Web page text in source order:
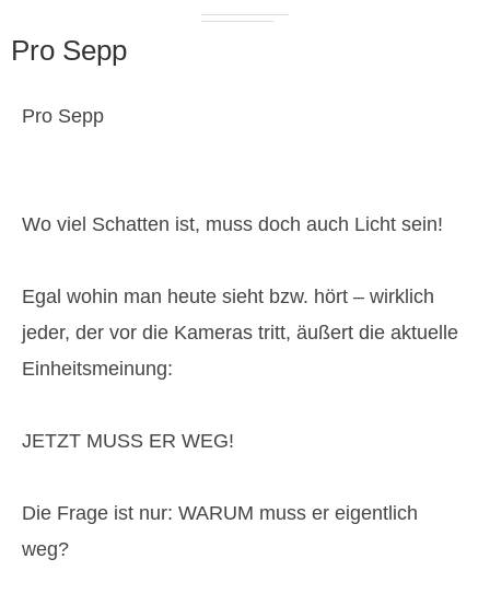
Pro Sepp
Pro Sepp
Wo viel Schatten ist, muss doch auch Licht sein!
Egal wohin man heute sieht bzw. hört – wirklich
jeder, der vor die Kameras tritt, äußert die aktuelle
Einheitsmeinung:
JETZT MUSS ER WEG!
Die Frage ist nur: WARUM muss er eigentlich
weg?